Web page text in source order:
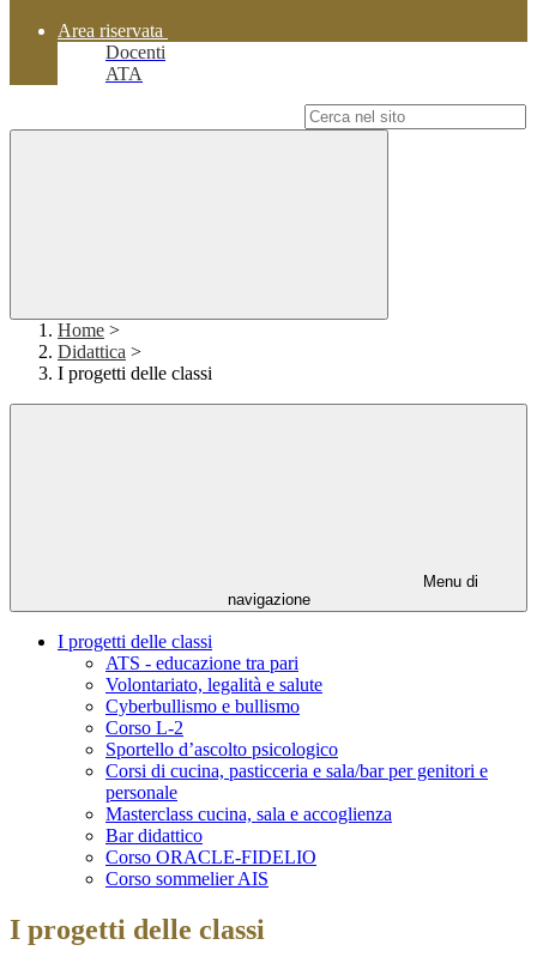
Area riservata
Docenti
ATA
Home >
Didattica >
I progetti delle classi
Menu di
navigazione
I progetti delle classi
ATS - educazione tra pari
Volontariato, legalità e salute
Cyberbullismo e bullismo
Corso L-2
Sportello d’ascolto psicologico
Corsi di cucina, pasticceria e sala/bar per genitori e
personale
Masterclass cucina, sala e accoglienza
Bar didattico
Corso ORACLE-FIDELIO
Corso sommelier AIS
I progetti delle classi